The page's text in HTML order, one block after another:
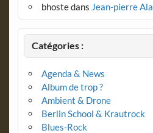
bhostedans Jean-pierre
Catégories :
Agenda & News
Album de trop ?
Ambient & Drone
Berlin School & Krautrock
Blues-Rock